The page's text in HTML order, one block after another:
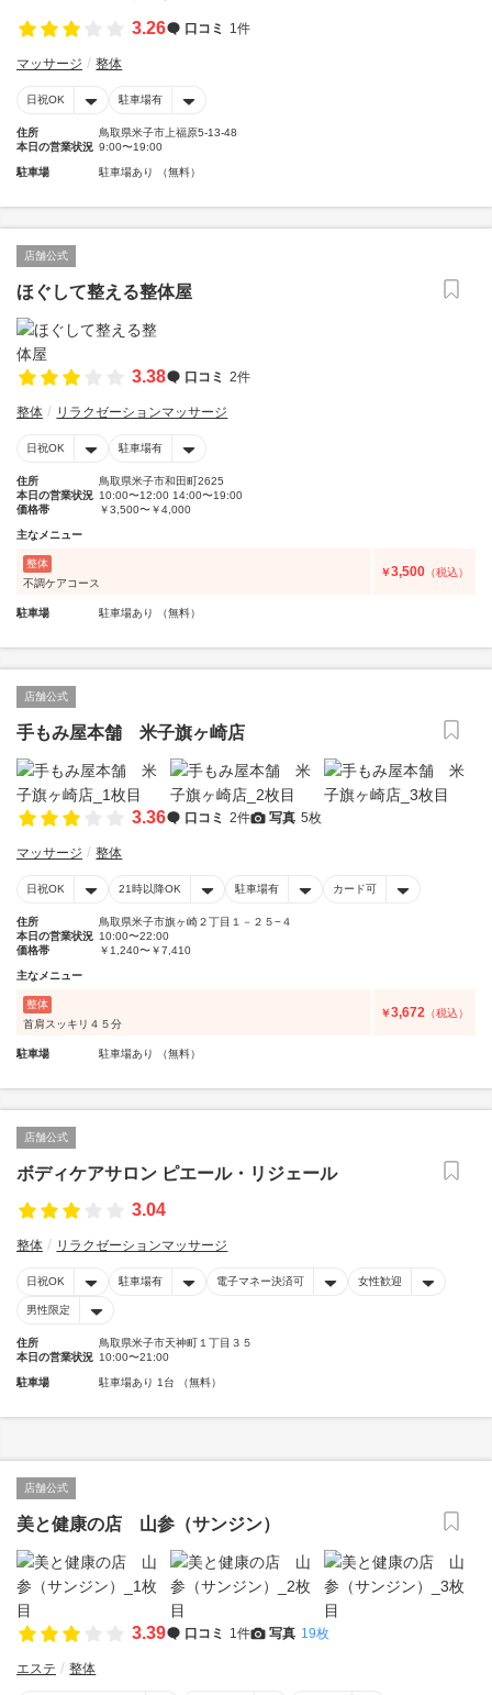
3.26
口コミ 1件
マッサージ 整体
日祝OK 駐車場有
住所
鳥取県米子市上福原5-13-48
本日の営業状況 9:00〜19:00
駐車場 駐車場あり （無料）
店舗公式
ほぐして整える整体屋
3.38 口コミ 2件
整体 リラクゼーションマッサージ
日祝OK 駐車場有
住所
鳥取県米子市和田町2625
本日の営業状況 10:00〜12:00 14:00〜19:00
価格帯
￥3,500〜￥4,000
主なメニュー
整体
不調ケアコース
￥3,500 （税込）
駐車場 駐車場あり （無料）
店舗公式
手もみ屋本舗 米子旗ヶ崎店
3.36 口コミ 2件 写真 5枚
マッサージ 整体
日祝OK 21時以降OK 駐車場有 カード可
住所
鳥取県米子市旗ヶ崎２丁目１－２５−４
本日の営業状況 10:00〜22:00
価格帯
￥1,240〜￥7,410
主なメニュー
整体
首肩スッキリ４５分
￥3,672 （税込）
駐車場 駐車場あり （無料）
店舗公式
ボディケアサロン ピエール・リジェール
3.04
整体 リラクゼーションマッサージ
日祝OK 駐車場有 電子マネー決済可 女性歓迎
男性限定
住所
鳥取県米子市天神町１丁目３５
本日の営業状況 10:00〜21:00
駐車場 駐車場あり 1台 （無料）
店舗公式
美と健康の店 山参（サンジン）
3.39 口コミ 1件 写真 19枚
エステ 整体